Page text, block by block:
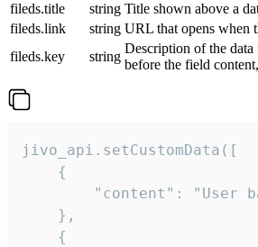
fileds.title
string Title shown above a
fileds.link
string URL that opens when
fileds.key
string
Description of the
before the field
jivo_api.setCustomData([
    {
"content": "User
    },
    {